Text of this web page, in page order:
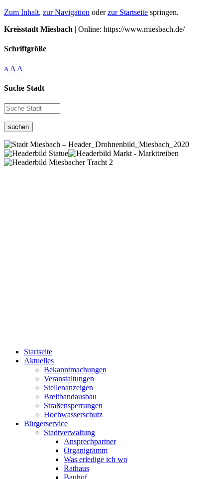
Zum Inhalt, zur Navigation oderzur Startseite springen.
Kreisstadt Miesbach | Online: https://www.miesbach.de/
Schriftgröße
A A A
Suche Stadt
suchen
Startseite
Aktuelles
Bekanntmachungen
Veranstaltungen
Stellenanzeigen
Breitbandausbau
Straßensperrungen
Hochwasserschutz
Bürgerservice
Stadtverwaltung
Ansprechpartner
Organigramm
Was erledige ich wo
Rathaus
Bauhof